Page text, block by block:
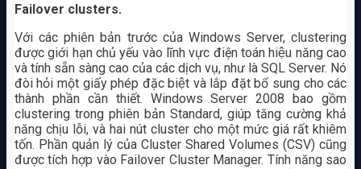
Failover clusters.
Với các phiên bản trước của Windows Server, clustering
được giới hạn chủ yếu vào lĩnh vực điện toán hiệu năng cao
và tính sẵn sàng cao của các dịch vụ, như là SQL Server. Nó
đòi hỏi một giấy phép đặc biệt và lắp đặt bổ sung cho các
thành phần cần thiết. Windows Server 2008 bao gồm
clustering trong phiên bản Standard, giúp tăng cường khả
năng chịu lỗi, và hai nút cluster cho một mức giá rất khiêm
tốn. Phần quản lý của Cluster Shared Volumes (CSV) cũng
được tích hợp vào Failover Cluster Manager. Tính năng sao